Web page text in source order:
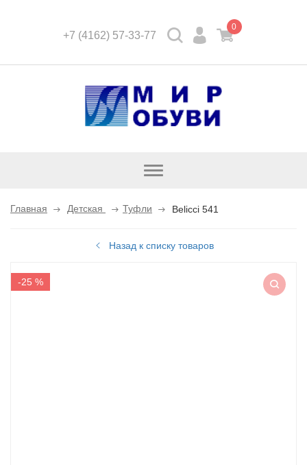
+7 (4162) 57-33-77
0
Открыть
Главная Детская Туфли Belicci 541
Назад к списку товаров